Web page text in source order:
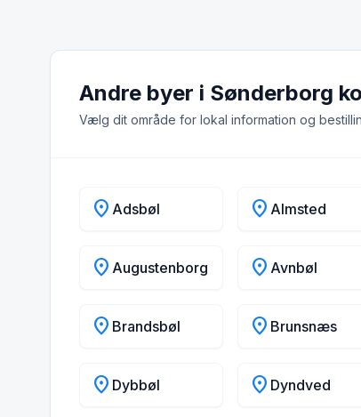
Andre byer i Sønderborg
Vælg dit område for lokal information og
location_on Adsbøl location_on Almsted
location_on Augustenborg location_on Avnbøl
location_on Brandsbøl location_on Brunsnæs
location_on Dybbøl location_on Dyndved